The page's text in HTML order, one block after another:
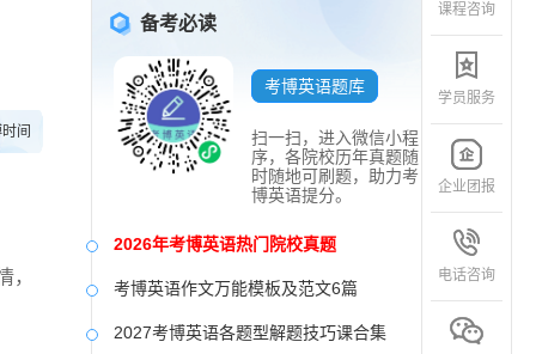
间
，
备考必读
考博英语题库
扫一扫，进入微信小程
序，各院校历年真题随
时随地可刷题，助力考
博英语提分。
2026年考博英语热门院校真题
考博英语作文万能模板及范文6篇
2027考博英语各题型解题技巧课合集
课程咨询
学员服务
企业团报
电话咨询